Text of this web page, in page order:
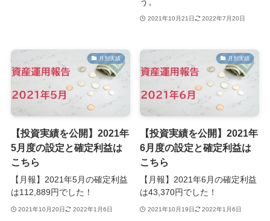
2021年10月21日 2022年7月20日
月別実績
【投資実績を公開】2021年
5月度の設定と確定利益は
こちら
【月報】2021年5月の確定利益
は112,889円でした！
2021年10月20日 2022年1月6日
月別実績
【投資実績を公開】2021年
6月度の設定と確定利益は
こちら
【月報】2021年6月の確定利益
は43,370円でした！
2021年10月19日 2022年1月6日